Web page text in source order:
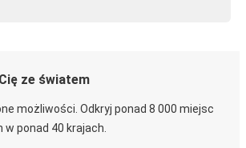
ze światem
możliwości. Odkryj ponad 8 000 miejsc
ponad 40 krajach.